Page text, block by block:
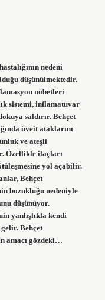
nedeni
düşünülmektedir.
nöbetleri
sistemi, inflamatuvar
saldırır. Behçet
üveit ataklarını
ve ateşli
Özellikle ilaçları
yol açabilir.
Behçet
bozukluğu nedeniyle
düşünüyor.
yanlışlıkla kendi
gelir. Behçet
amacı gözdeki…